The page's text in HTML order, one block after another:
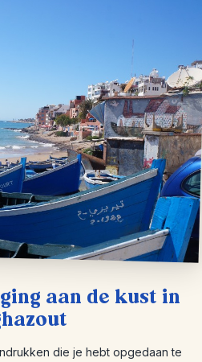
aan de kust in
die je hebt opgedaan te